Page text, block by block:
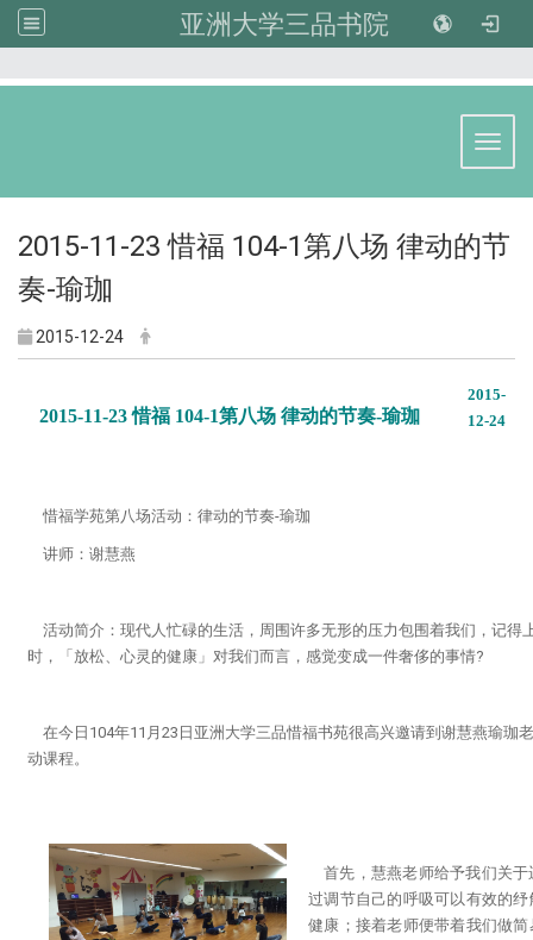
亚洲大学三品书院
2015-11-23 惜福 104-1第八场 律动的节
奏-瑜珈
2015-12-24
2015-11-23 惜福 104-1第八场 律动的节奏-瑜珈
2015-
12-24
惜福学苑第八场活动：律动的节奏-瑜珈
讲师 ： 谢慧燕
活动简介：现代人忙碌的生活，周围许多无形的压力包围着我们，记得
时，「放松、心灵的健康」对我们而言，感觉变成一件奢侈的事情?
在今日104年11月23日亚洲大学三品惜福书苑很高兴邀请到谢慧燕瑜珈
动课程。
首先，慧燕老师给予我们关
过调节自己的呼吸可以有效的
健康；接着老师便带着我们做